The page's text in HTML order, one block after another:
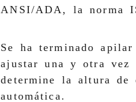
ANSI/ADA, la norma
Se ha terminado
ajustar una y otra vez
determine la altura de
automática.